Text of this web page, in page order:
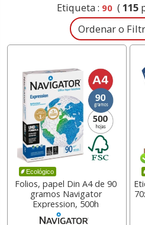
Etiqueta : 90 (115
Ordenar o
Ecológico
Folios, papel Din A4 de 90
gramos Navigator
Expression, 500h